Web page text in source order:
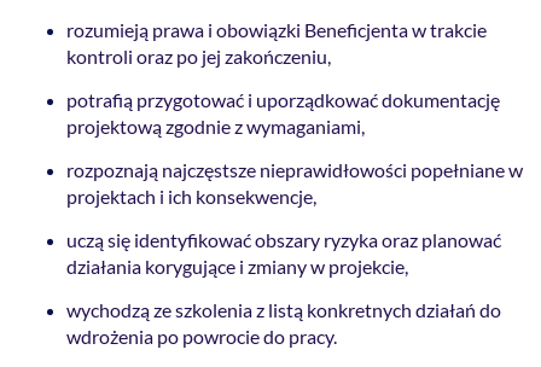
rozumieją prawa i obowiązki Beneficjenta w trakcie
kontroli oraz po jej zakończeniu,
potrafią przygotować i uporządkować dokumentację
projektową zgodnie z wymaganiami,
rozpoznają najczęstsze nieprawidłowości popełniane w
projektach i ich konsekwencje,
uczą się identyfikować obszary ryzyka oraz planować
działania korygujące i zmiany w projekcie,
wychodzą ze szkolenia z listą konkretnych działań do
wdrożenia po powrocie do pracy.